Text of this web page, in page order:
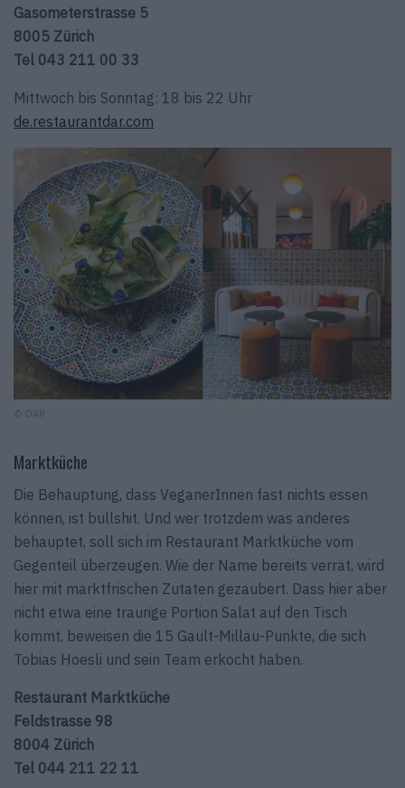
Gasometerstrasse 5
8005 Zürich
Tel 043 211 00 33
Mittwoch bis Sonntag: 18 bis 22 Uhr
de.restaurantdar.com
© DAR
Marktküche
Die Behauptung, dass VeganerInnen fast nichts essen
können, ist bullshit. Und wer trotzdem was anderes
behauptet, soll sich im Restaurant Marktküche vom
Gegenteil überzeugen. Wie der Name bereits verrät, wird
hier mit marktfrischen Zutaten gezaubert. Dass hier aber
nicht etwa eine traurige Portion Salat auf den Tisch
kommt, beweisen die 15 Gault-Millau-Punkte, die sich
Tobias Hoesli und sein Team erkocht haben.
Restaurant Marktküche
Feldstrasse 98
8004 Zürich
Tel 044 211 22 11